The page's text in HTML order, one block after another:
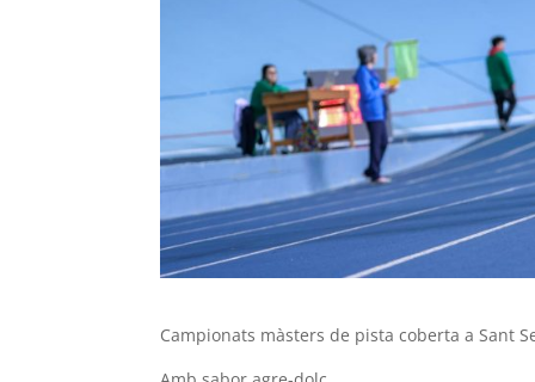
Campionats màsters de pista coberta a Sant